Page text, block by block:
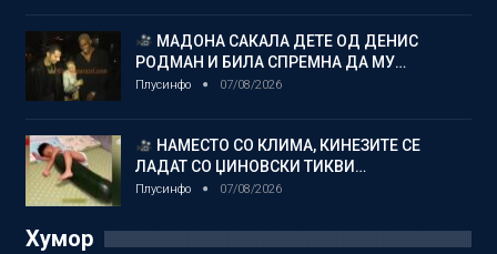
МАДОНА САКАЛА ДЕТЕ ОД ДЕНИС
РОДМАН И БИЛА СПРЕМНА ДА МУ…
Плусинфо 07/08/2026
НАМЕСТО СО КЛИМА, КИНЕЗИТЕ СЕ
ЛАДАТ СО ЏИНОВСКИ ТИКВИ…
Плусинфо 07/08/2026
Хумор